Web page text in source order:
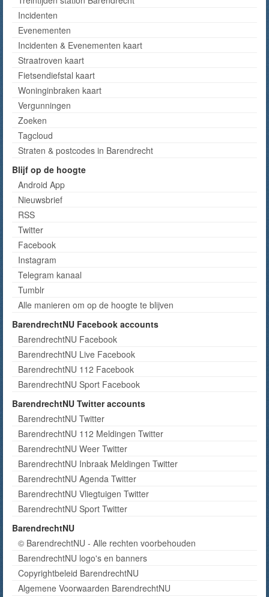
Incidenten
Evenementen
Incidenten & Evenementen kaart
Straatroven kaart
Fietsendiefstal kaart
Woninginbraken kaart
Vergunningen
Zoeken
Tagcloud
Straten & postcodes in Barendrecht
Blijf op de hoogte
Android App
Nieuwsbrief
RSS
Twitter
Facebook
Instagram
Telegram kanaal
Tumblr
Alle manieren om op de hoogte te blijven
BarendrechtNU Facebook accounts
BarendrechtNU Facebook
BarendrechtNU Live Facebook
BarendrechtNU 112 Facebook
BarendrechtNU Sport Facebook
BarendrechtNU Twitter accounts
BarendrechtNU Twitter
BarendrechtNU 112 Meldingen Twitter
BarendrechtNU Weer Twitter
BarendrechtNU Inbraak Meldingen Twitter
BarendrechtNU Agenda Twitter
BarendrechtNU Vliegtuigen Twitter
BarendrechtNU Sport Twitter
BarendrechtNU
© BarendrechtNU - Alle rechten voorbehouden
BarendrechtNU logo's en banners
Copyrightbeleid BarendrechtNU
Algemene Voorwaarden BarendrechtNU